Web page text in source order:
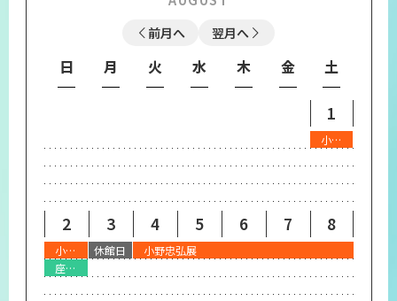
お問い合わせフォーム
前月へ 翌月へ
日 月 火 水 木 金 土
1
小野忠弘展
2
小野忠弘展
座談会『小野忠弘のクリエイティヴ』
3
休館日
4
小野忠弘展
5 6 7 8